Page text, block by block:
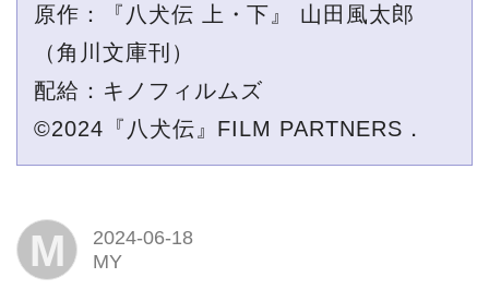
原作：『八犬伝 上・下』 山田風太郎
（角川文庫刊）
配給：キノフィルムズ
©2024『八犬伝』FILM PARTNERS．
M
2024-06-18
MY